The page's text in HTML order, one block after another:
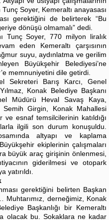
Soyer, Kemeraltı anayasası
gerektiğini de belirterek “Bu
dönüşü olmamalı” dedi.
Tunç Soyer, 770 milyon liralık
eden Kemeraltı çarşısının
suyu, aydınlatma ve gerilim
Büyükşehir Belediyesi’ne
memnuniyetini dile getirdi.
Sekreteri Barış Karcı, Genel
Konak Belediye Başkanı
Müdürü Heval Savaş Kaya,
Semih Girgin, Konak Mahallesi
ve esnaf temsilcilerinin katıldığı
ilgili son durum konuşuldu.
altyapı ve kaplama
ekiplerinin çalışmaları
büyük araç girişinin önlenmesi,
giderilmesi ve otopark
yatırıldı.
gerektiğini belirten Başkan
Muhtarımız, derneğimiz, Konak
Başkanlığı bir Kemeraltı
olacak bu. Sokaklara ne kadar